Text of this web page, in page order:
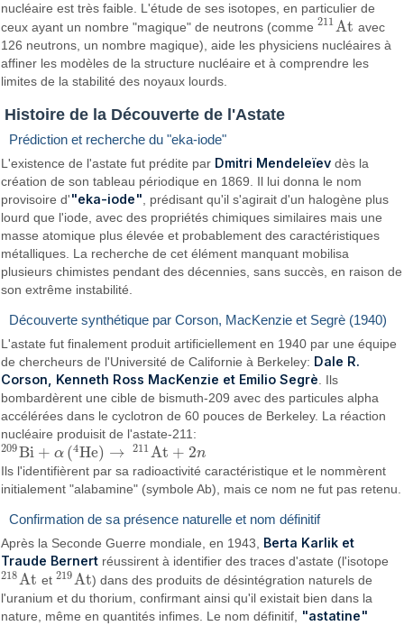
nucléaire est très faible. L'étude de ses isotopes, en particulier de
ceux ayant un nombre "magique" de neutrons (comme211At
211At avec
126 neutrons, un nombre magique), aide les physiciens nucléaires à
affiner les modèles de la structure nucléaire et à comprendre les
limites de la stabilité des noyaux lourds.
Histoire de la Découverte de l'Astate
Prédiction et recherche du "eka-iode"
L'existence de l'astate fut prédite par Dmitri Mendeleïev dès la
création de son tableau périodique en 1869. Il lui donna le nom
provisoire d'"eka-iode" , prédisant qu'il s'agirait d'un halogène plus
lourd que l'iode, avec des propriétés chimiques similaires mais une
masse atomique plus élevée et probablement des caractéristiques
métalliques. La recherche de cet élément manquant mobilisa
plusieurs chimistes pendant des décennies, sans succès, en raison de
son extrême instabilité.
Découverte synthétique par Corson, MacKenzie et Segrè (1940)
L'astate fut finalement produit artificiellement en 1940 par une équipe
de chercheurs de l'Université de Californie à Berkeley: Dale R.
Corson, Kenneth Ross MacKenzie et Emilio Segrè . Ils
bombardèrent une cible de bismuth-209 avec des particules alpha
accélérées dans le cyclotron de 60 pouces de Berkeley. La réaction
nucléaire produisit de l'astate-211:
209Bi + α (4He) → 211 At + 2n
209Bi+α( 4He)→211At +2n
Ils l'identifièrent par sa radioactivité caractéristique et le nommèrent
initialement "alabamine" (symbole Ab), mais ce nom ne fut pas retenu.
Confirmation de sa présence naturelle et nom définitif
Après la Seconde Guerre mondiale, en 1943, Berta Karlik et
Traude Bernert réussirent à identifier des traces d'astate (l'isotope
218At
218At et 219At
219At ) dans des produits de désintégration naturels de
l'uranium et du thorium, confirmant ainsi qu'il existait bien dans la
nature, même en quantités infimes. Le nom définitif, "astatine"